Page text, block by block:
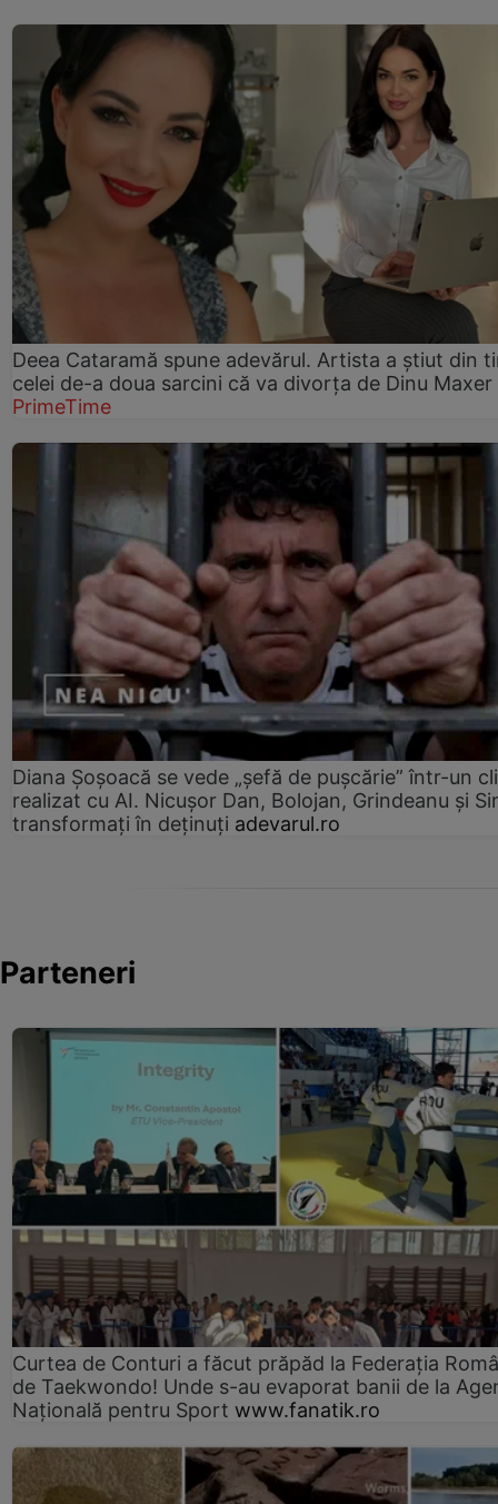
Deea Cataramă spune adevărul. Artista a știut din
celei de-a doua sarcini că va divorța de Dinu Maxer
PrimeTime
Diana Șoșoacă se vede „șefă de pușcărie” într-un
realizat cu AI. Nicușor Dan, Bolojan, Grindeanu și
transformați în deținuți adevarul.ro
Parteneri
Curtea de Conturi a făcut prăpăd la Federația
de Taekwondo! Unde s-au evaporat banii de la
Națională pentru Sport www.fanatik.ro